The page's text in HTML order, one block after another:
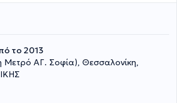
το 2013
Μετρό ΑΓ. Σοφία), Θεσσαλονίκη,